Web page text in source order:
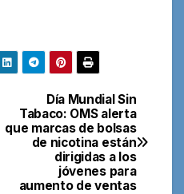
Día Mundial Sin
Tabaco: OMS alerta
que marcas de bolsas
de nicotina están
dirigidas a los
jóvenes para
aumento de ventas